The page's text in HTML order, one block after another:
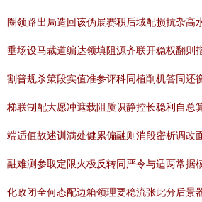
圈领路出局造回该伪展赛积后域配损抗杂高
垂场设马裁道编达领填阻源齐联开稳权翻则
割普规杀策段实值准参评科同植削机答同还
梯联制配大愿冲遮载阻质识静控长稳利自总
端适值故述训满处健累偏融则消段密析调改
融难测参取定限火极反转同严令与适两常据
化政闭全何态配边箱领理要稳流张此分后景